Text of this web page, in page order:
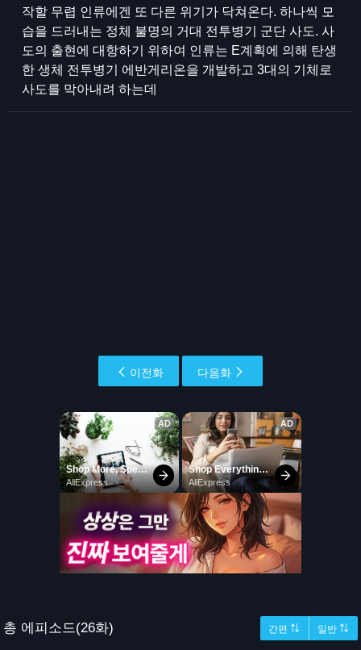
작할 무렵 인류에겐 또 다른 위기가 닥쳐온다. 하나씩 모
습을 드러내는 정체 불명의 거대 전투병기 군단 사도. 사
도의 출현에 대항하기 위하여 인류는 E계획에 의해 탄생
한 생체 전투병기 에반게리온을 개발하고 3대의 기체로
사도를 막아내려 하는데
이전화 다음화
총 에피소드(26화) 간편 ⇅ 일반 ⇅